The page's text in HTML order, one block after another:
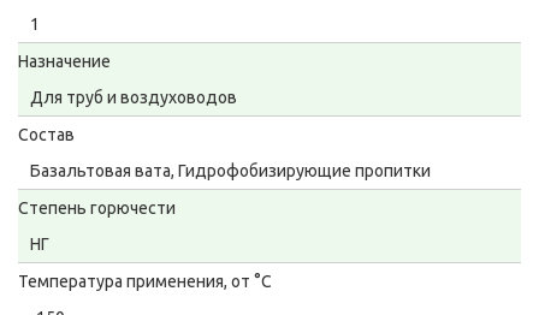
1
Назначение
Для труб и воздуховодов
Состав
Базальтовая вата, Гидрофобизирующие пропитки
Степень горючести
НГ
Температура применения, от °С